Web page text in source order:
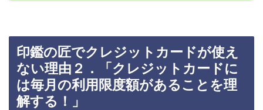
印鑑の匠でクレジットカードが使え
ない理由２．「クレジットカードに
は毎月の利用限度額があることを理
解する！」